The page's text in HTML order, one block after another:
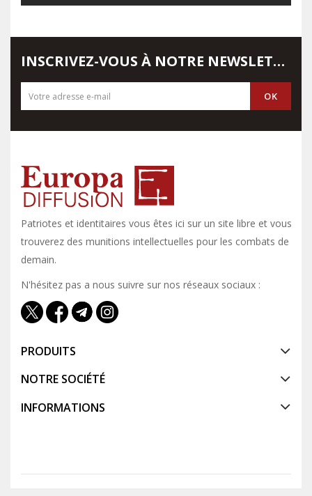
INSCRIVEZ-VOUS À NOTRE NEWSLETTER
Patriotes et identitaires vous êtes ici sur un site libre et vous y
trouverez des munitions intellectuelles pour les combats de
demain.
N'hésitez pas a nous suivre sur nos réseaux sociaux :
PRODUITS
NOTRE SOCIÉTÉ
INFORMATIONS